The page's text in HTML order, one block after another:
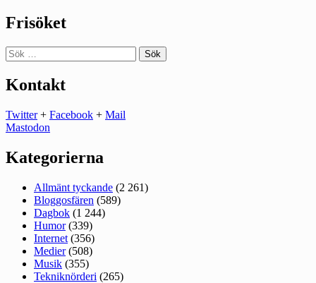
Frisöket
Sök
efter:
Kontakt
Twitter+ Facebook + Mail
Mastodon
Kategorierna
Allmänt tyckande (2 261)
Bloggosfären (589)
Dagbok (1 244)
Humor(339)
Internet (356)
Medier(508)
Musik (355)
Tekniknörderi (265)